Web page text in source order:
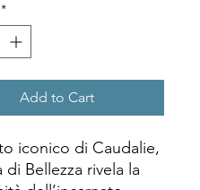
*
Add to Cart
iconico di Caudalie,
di Bellezza rivela la